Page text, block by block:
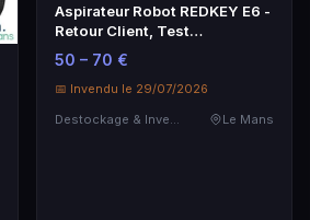
Aspirateur Robot REDKEY E6 -
Retour Client, Test
d'Allumage Réussi
50 – 70 €
📅 Invendu le 29/07/2026
Le Mans